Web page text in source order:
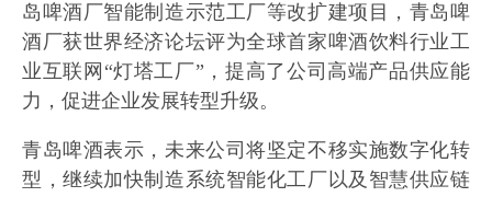
岛啤酒厂智能制造示范工厂等改扩建项目，青岛啤
酒厂获世界经济论坛评为全球首家啤酒饮料行业工
业互联网“灯塔工厂”，提高了公司高端产品供应能
力，促进企业发展转型升级。
青岛啤酒表示，未来公司将坚定不移实施数字化转
型，继续加快制造系统智能化工厂以及智慧供应链